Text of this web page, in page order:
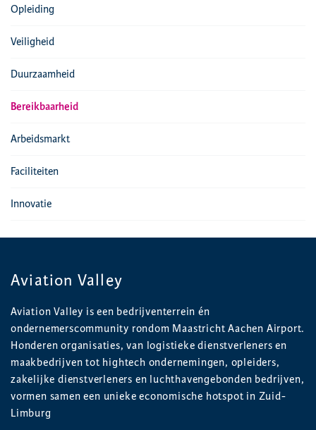
Opleiding
Veiligheid
Duurzaamheid
Bereikbaarheid
Arbeidsmarkt
Faciliteiten
Innovatie
Aviation Valley
Aviation Valley is een bedrijventerrein én
ondernemerscommunity rondom Maastricht Aachen Airport.
Honderen organisaties, van logistieke dienstverleners en
maakbedrijven tot hightech ondernemingen, opleiders,
zakelijke dienstverleners en luchthavengebonden bedrijven,
vormen samen een unieke economische hotspot in Zuid-
Limburg